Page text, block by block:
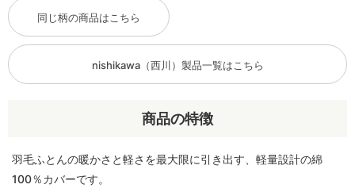
商品の特徴
羽毛ふとんの暖かさと軽さを最大限に引き出す、軽量設計の綿
100％カバーです。
同じ柄の商品はこちら
nishikawa（西川）製品一覧はこちら